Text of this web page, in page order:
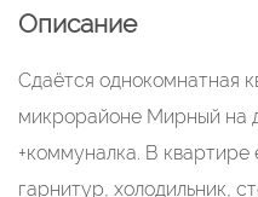
Описание
Сдаётся однокомнатная
микрорайоне Мирный на
+коммуналка. В
гарнитур, холодильник,